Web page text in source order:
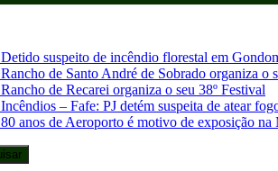
Detido suspeito de incêndio florestal em
Rancho de Santo André de Sobrado organiza o
Rancho de Recarei organiza o seu 38º Festival
Incêndios – Fafe: PJ detém suspeita de atear
80 anos de Aeroporto é motivo de exposição na